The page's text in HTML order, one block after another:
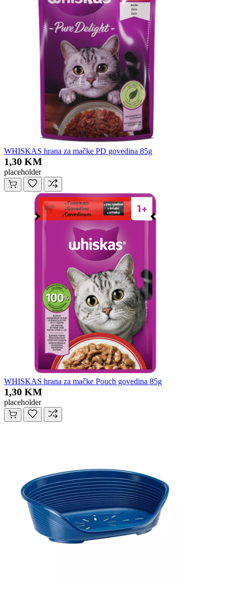
WHISKAS hrana za mačke PD govedina 85g
1,30 KM
placeholder
WHISKAS hrana za mačke Pouch govedina 85g
1,30 KM
placeholder